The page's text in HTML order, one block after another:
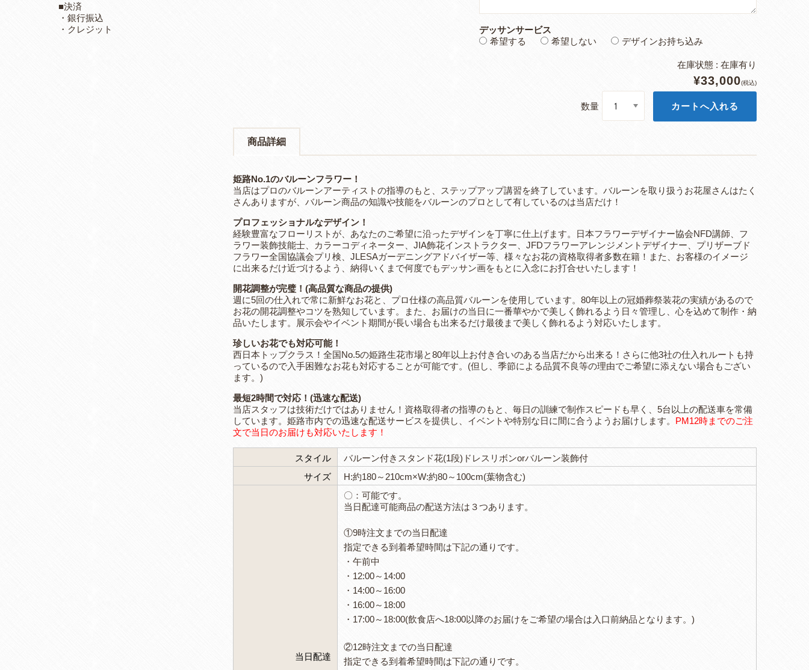
デッサンサービス
希望する
希望しない デザインお持ち込み
在庫状態 : 在庫有り
¥33,000(税込)
数量
商品詳細
姫路No.1のバルーンフラワー！
当店はプロのバルーンアーティストの指導のもと、ステップアップ講習を終了しています。バルーンを取り扱うお花屋さんはたく
さんありますが、バルーン商品の知識や技能をバルーンのプロとして有しているのは当店だけ！
プロフェッショナルなデザイン！
経験豊富なフローリストが、あなたのご希望に沿ったデザインを丁寧に仕上げます。日本フラワーデザイナー協会NFD講師、フ
ラワー装飾技能士、カラーコディネーター、JIA飾花インストラクター、JFDフラワーアレンジメントデザイナー、プリザーブド
フラワー全国協議会プリ検、JLESAガーデニングアドバイザー等、様々なお花の資格取得者多数在籍！また、お客様のイメージ
に出来るだけ近づけるよう、納得いくまで何度でもデッサン画をもとに入念にお打合せいたします！
開花調整が完璧！(高品質な商品の提供)
週に5回の仕入れで常に新鮮なお花と、プロ仕様の高品質バルーンを使用しています。80年以上の冠婚葬祭装花の実績があるので
お花の開花調整やコツを熟知しています。また、お届けの当日に一番華やかで美しく飾れるよう日々管理し、心を込めて制作・納
品いたします。展示会やイベント期間が長い場合も出来るだけ最後まで美しく飾れるよう対応いたします。
珍しいお花でも対応可能！
西日本トップクラス！全国No.5の姫路生花市場と80年以上お付き合いのある当店だから出来る！さらに他3社の仕入れルートも持
っているので入手困難なお花も対応することが可能です。(但し、季節による品質不良等の理由でご希望に添えない場合もござい
ます。)
最短2時間で対応！(迅速な配送)
当店スタッフは技術だけではありません！資格取得者の指導のもと、毎日の訓練で制作スピードも早く、5台以上の配送車を常備
しています。姫路市内での迅速な配送サービスを提供し、イベントや特別な日に間に合うようお届けします。 PM12時までのご注
文で当日のお届けも対応いたします！
スタイル
バルーン付きスタンド花(1段)ドレスリボンorバルーン装飾付
サイズ
H:約180～210cm×W:約80～100cm(葉物含む)
当日配達
〇：可能です。
当日配達可能商品の配送方法は３つあります。
①9時注文までの当日配達
指定できる到着希望時間は下記の通りです。
・午前中
・12:00～14:00
・14:00～16:00
・16:00～18:00
・17:00～18:00(飲食店へ18:00以降のお届けをご希望の場合は入口前納品となります。)
②12時注文までの当日配達
指定できる到着希望時間は下記の通りです。
■決済
・銀行振込
・クレジット